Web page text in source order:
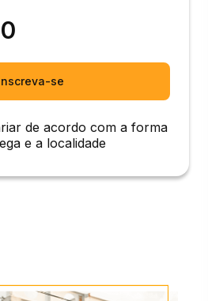
se
de acordo com a forma
e a localidade